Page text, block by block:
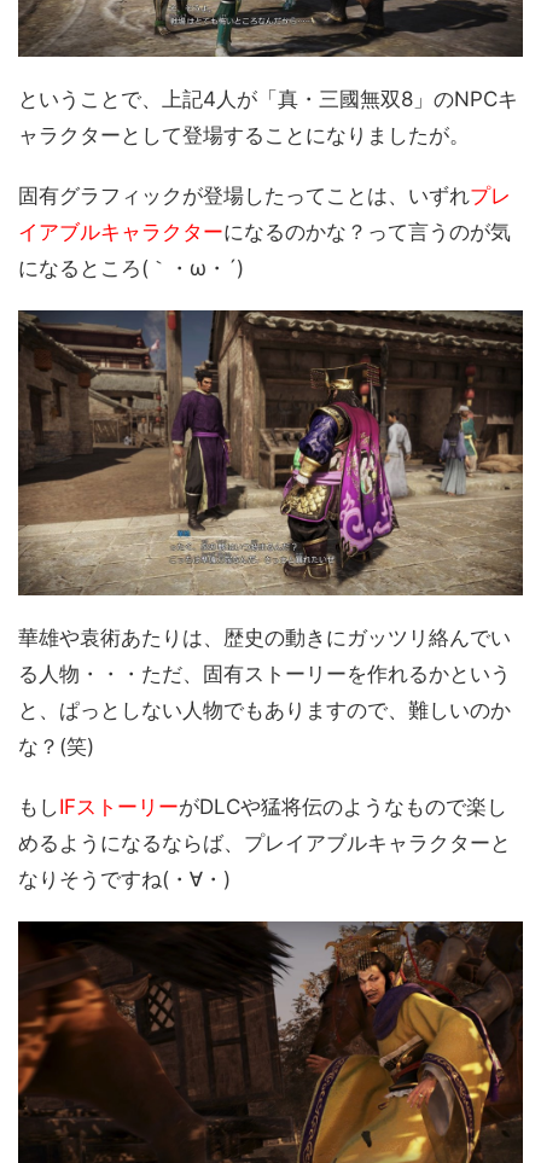
ということで、上記4人が「真・三國無双8」のNPCキ
ャラクターとして登場することになりましたが。
固有グラフィックが登場したってことは、いずれプレ
イアブルキャラクターになるのかな？って言うのが気
になるところ(｀・ω・´)
華雄や袁術あたりは、歴史の動きにガッツリ絡んでい
る人物・・・ただ、固有ストーリーを作れるかという
と、ぱっとしない人物でもありますので、難しいのか
な？(笑)
もしIFストーリーがDLCや猛将伝のようなもので楽し
めるようになるならば、プレイアブルキャラクターと
なりそうですね(・∀・)